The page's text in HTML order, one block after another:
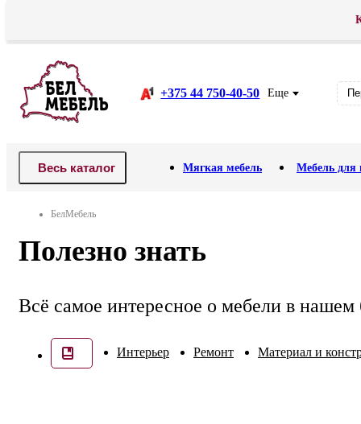
+375 44 750-40-50 Еще
Весь каталог Мягкая мебель Мебель для
БелМебель
Полезно знать
Всё самое интересное о мебели в нашем
Интерьер Ремонт Материал и